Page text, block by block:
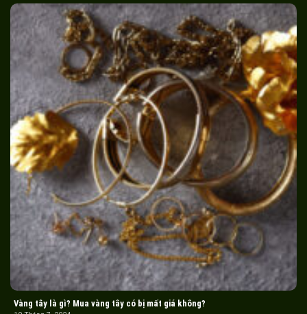
Vàng tây là gì? Mua vàng tây có bị mất giá không?